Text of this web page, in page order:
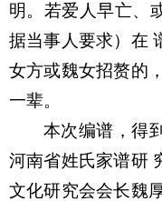
明。若爱人早亡、
据当事人要求）在
女方或魏女招赘的
一辈。
本次编谱，得
河南省姓氏家谱研
文化研究会会长魏